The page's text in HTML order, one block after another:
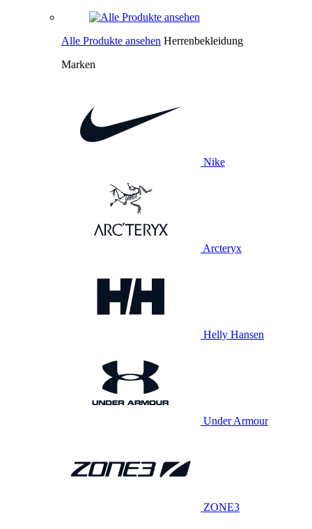
Alle Produkte ansehen Herrenbekleidung
Marken
Nike
Arcteryx
Helly Hansen
Under Armour
ZONE3